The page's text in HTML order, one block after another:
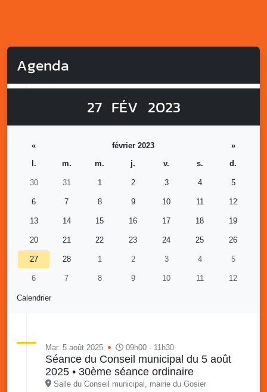
Agenda
27 FÉV 2023
Calendrier
« février 2023
»
l.
m. m. j. v. s. d.
30 31 1 2 3 4 5
6 7 8 9 10 11 12
13 14 15 16 17 18 19
20 21 22 23 24 25 26
27 28 1 2 3 4 5
6 7 8 9 10 11 12
Mar. 5 août 2025 09h00 - 11h30
Séance du Conseil municipal du 5 août
2025 • 30ème séance ordinaire
Salle du Conseil municipal, mairie du Gosier